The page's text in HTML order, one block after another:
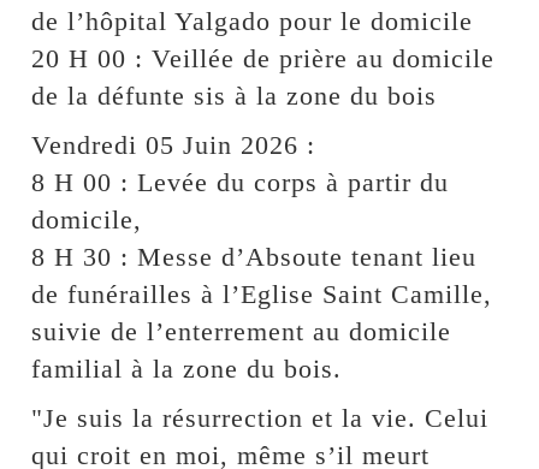
de l’hôpital Yalgado pour le domicile
20 H 00 : Veillée de prière au domicile
de la défunte sis à la zone du bois
Vendredi 05 Juin 2026 :
8 H 00 : Levée du corps à partir du
domicile,
8 H 30 : Messe d’Absoute tenant lieu
de funérailles à l’Eglise Saint Camille,
suivie de l’enterrement au domicile
familial à la zone du bois.
"Je suis la résurrection et la vie. Celui
qui croit en moi, même s’il meurt